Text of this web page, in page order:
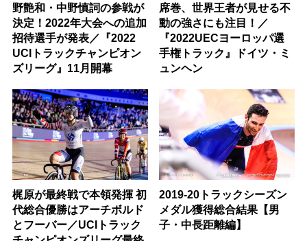
野艶和・中野慎詞の参戦が
決定！2022年大会への追加
招待選手が発表／『2022
UCIトラックチャンピオン
ズリーグ』11月開幕
席巻、世界王者が見せる不
動の強さにも注目！／
『2022UECヨーロッパ選
手権トラック』ドイツ・ミ
ュンヘン
梶原が最終戦で本領発揮 初
代総合優勝はアーチボルド
とフーバー／UCIトラック
2019-20トラックシーズン
メダル獲得総合結果【男
子・中長距離編】